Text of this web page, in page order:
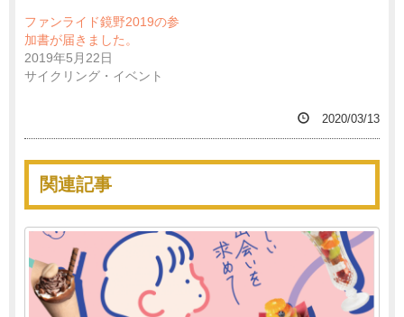
ファンライド鏡野2019の参
加書が届きました。
2019年5月22日
サイクリング・イベント
2020/03/13
関連記事